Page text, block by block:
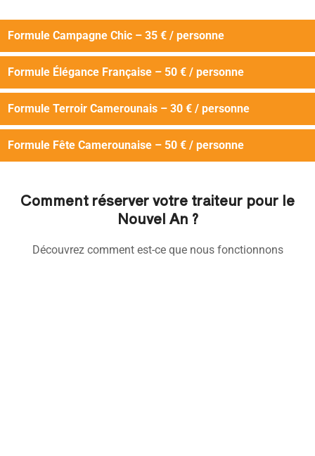
Formule Campagne Chic – 35 € / personne
Formule Élégance Française – 50 € / personne
Formule Terroir Camerounais – 30 € / personne
Formule Fête Camerounaise – 50 € / personne
Comment réserver votre traiteur pour le
Nouvel An ?
Découvrez comment est-ce que nous fonctionnons